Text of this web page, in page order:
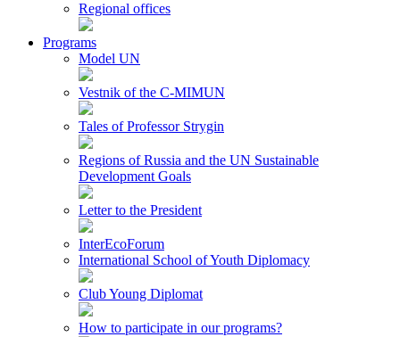
Regional offices
Programs
Model UN
Vestnik of the C-MIMUN
Tales of Professor Strygin
Regions of Russia and the UN Sustainable
Development Goals
Letter to the President
InterEcoForum
International School of Youth Diplomacy
Club Young Diplomat
How to participate in our programs?